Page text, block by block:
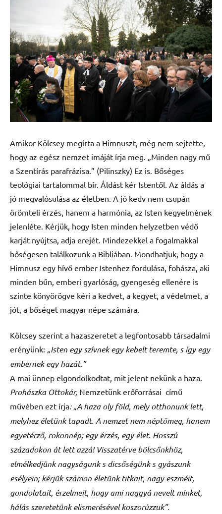
Amikor Kölcsey megírta a Himnuszt, még nem sejtette,
hogy az egész nemzet imáját írja meg. „Minden nagy mű
a Szentírás parafrázisa.” (Pilinszky) Ez is. Bőséges
teológiai tartalommal bír. Áldást kér Istentől. Az áldás a
jó megvalósulása az életben. A jó kedv nem csupán
örömteli érzés, hanem a harmónia, az Isten kegyelmének
jelenléte. Kérjük, hogy Isten minden helyzetben védő
karját nyújtsa, adja erejét. Mindezekkel a fogalmakkal
bőségesen találkozunk a Bibliában. Mondhatjuk, hogy a
Himnusz egy hívő ember Istenhez fordulása, fohásza, aki
minden bűn, emberi gyarlóság, gyengeség ellenére is
szinte könyörögve kéri a kedvet, a kegyet, a védelmet, a
jót, a bőséget magyar népe számára.
Kölcsey szerint a hazaszeretet a legfontosabb társadalmi
erényünk: „Isten egy szívnek egy kebelt teremte, s így egy
embernek egy hazát.”
A mai ünnep elgondolkodtat, mit jelent nekünk a haza.
Prohászka Ottokár, Nemzetünk erőforrásai című
művében ezt írja: „A haza oly föld, mely otthonunk lett,
melyhez életünk tapadt. A nemzet nem néptömeg, hanem
egyetérző, rokonnép; egy érzés, egy élet. Hosszú
századokon át lett azzá! Visszatérve bölcsőnkhöz,
elmélkedjünk nagyságunk s dicsőségünk s gyászunk
esélyein; kérjük számon életünk titkait, nagy eszméit,
gondolatait, érzelmeit, hogy ami naggyá nevelt minket,
hálás szeretetünk elismerésével koszorúzzuk”.